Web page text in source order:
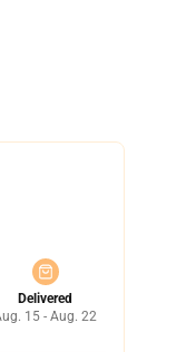
Delivered
15 - Aug. 22